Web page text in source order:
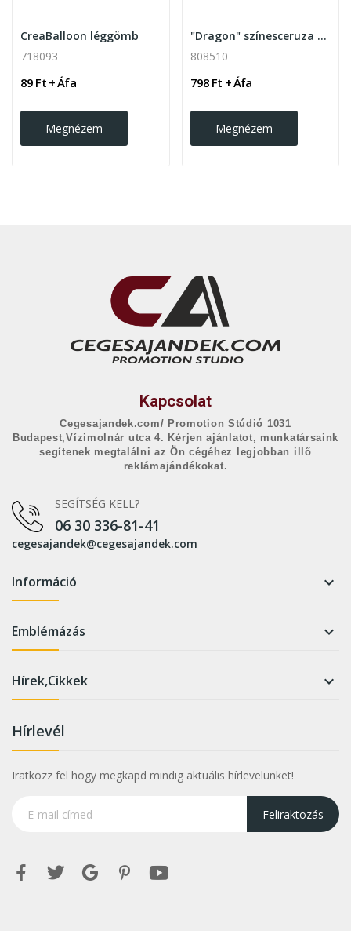
CreaBalloon léggömb
718093
89 Ft + Áfa
Megnézem
"Dragon" színesceruza készlet , natúr
808510
798 Ft + Áfa
Megnézem
Kapcsolat
Cegesajandek.com/ Promotion Stúdió 1031
Budapest,Vízimolnár utca 4. Kérjen ajánlatot, munkatársaink
segítenek megtalálni az Ön cégéhez legjobban illő
reklámajándékokat.
SEGÍTSÉG KELL?
06 30 336-81-41
cegesajandek@cegesajandek.com
Információ 
Emblémázás 
Hírek,Cikkek 
Hírlevél
Iratkozz fel hogy megkapd mindig aktuális hírlevelünket!
Feliraktozás